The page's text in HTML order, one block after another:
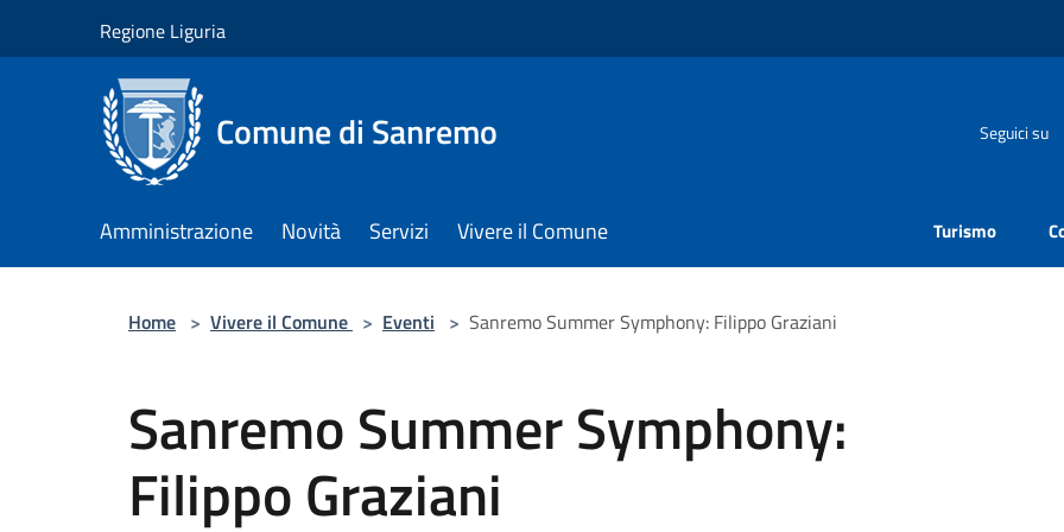
Regione Liguria
Comune di Sanremo Seguici su
Amministrazione Novità Servizi Vivere il Comune Turismo
Home > Vivere il Comune > Eventi > Sanremo Summer Symphony: Filippo Graziani
Sanremo Summer Symphony:
Filippo Graziani